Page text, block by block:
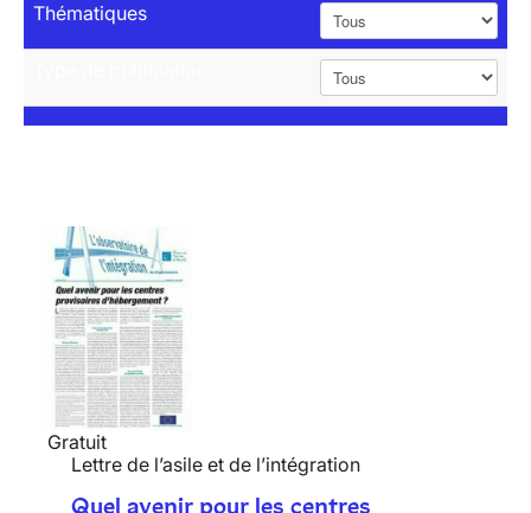
Thématiques
Gratuit
Lettre de l’asile et de l’intégration
Quel avenir pour les centres